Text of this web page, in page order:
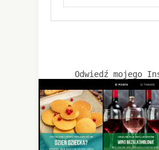
Odwiedź mojego